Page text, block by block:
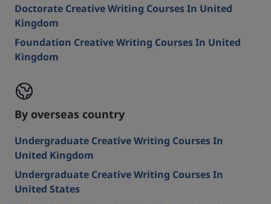
Doctorate Creative Writing Courses In United
Kingdom
Foundation Creative Writing Courses In United
Kingdom
By overseas country
Undergraduate Creative Writing Courses In
United Kingdom
Undergraduate Creative Writing Courses In
United States